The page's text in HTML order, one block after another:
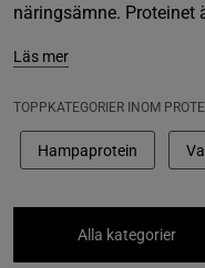
näringsämne. Proteinet
Läs mer
TOPPKATEGORIER INOM
Hampaprotein
Alla kategorier